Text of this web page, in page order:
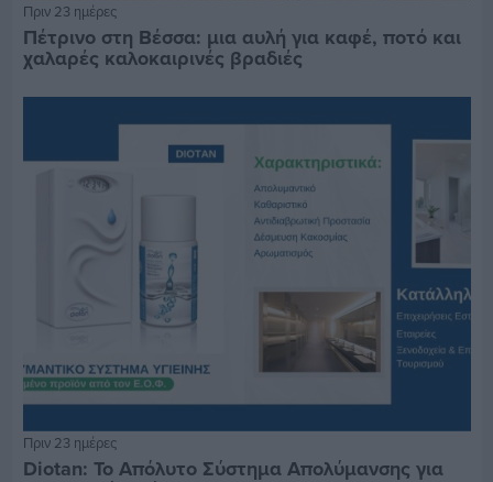
Πριν 23 ημέρες
Πέτρινο στη Βέσσα: μια αυλή για καφέ, ποτό και
χαλαρές καλοκαιρινές βραδιές
Πριν 23 ημέρες
Diotan: Το Απόλυτο Σύστημα Απολύμανσης για